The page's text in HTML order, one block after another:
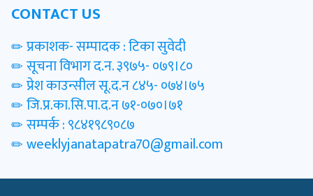
CONTACT US
प्रकाशक- सम्पादक : टिका सुवेदी
सूचना विभाग द.न. ३९७५- ०७९।८०
प्रेश काउन्सील सू.द.न ८४५- ०७४।७५
जि.प्र.का.सि.पा.द.न ७१-०७०।७१
सम्पर्क : ९८४१९८९०८७
weeklyjanatapatra70@gmail.com